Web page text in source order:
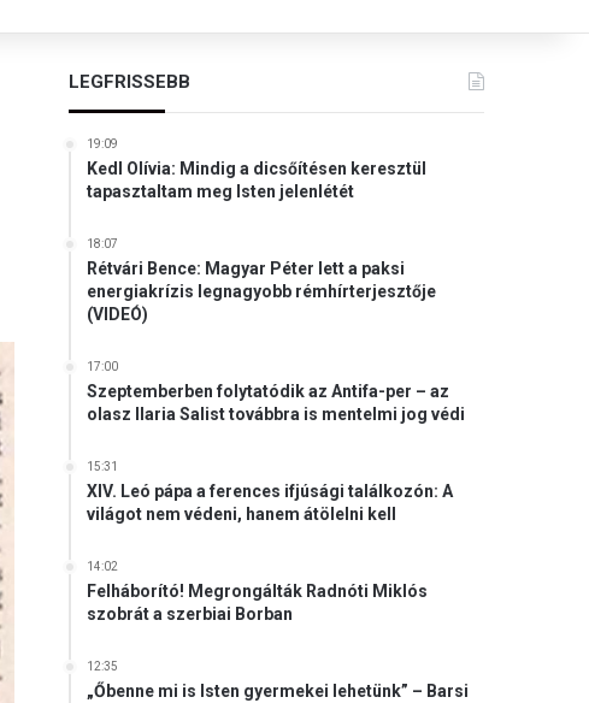
LEGFRISSEBB
19:09
Kedl Olívia: Mindig a dicsőítésen keresztül
tapasztaltam meg Isten jelenlétét
18:07
Rétvári Bence: Magyar Péter lett a paksi
energiakrízis legnagyobb rémhírterjesztője
(VIDEÓ)
17:00
Szeptemberben folytatódik az Antifa-per – az
olasz Ilaria Salist továbbra is mentelmi jog védi
15:31
XIV. Leó pápa a ferences ifjúsági találkozón: A
világot nem védeni, hanem átölelni kell
14:02
Felháborító! Megrongálták Radnóti Miklós
szobrát a szerbiai Borban
12:35
„Őbenne mi is Isten gyermekei lehetünk” – Barsi